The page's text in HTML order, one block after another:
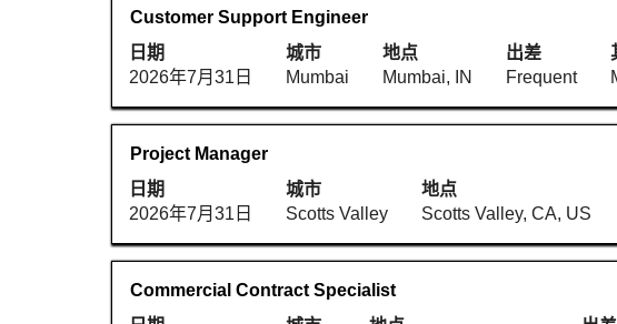
完
整
内
看
位
信
息
完
整
内
行
选
择
查
看
位
信
息
完
整
职
务
Customer Support Engineer
日期
2026年7月31日
城市
Mumbai
地点
Mumbai, IN
出差
Frequent
使
用
空
格
键
行
选
择
查
看
职
务
Project Manager
日期
2026年7月31日
城市
Scotts Valley
地点
Scotts Valley, CA, US
使
用
空
格
键
行
职
务
Commercial Contract Specialist
使
用